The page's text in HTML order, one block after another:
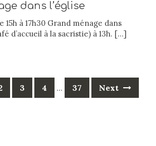
dans l’église
15h à 17h30 Grand ménage dans
d’accueil à la sacristie) à 13h. […]
3 4 … 37 Next